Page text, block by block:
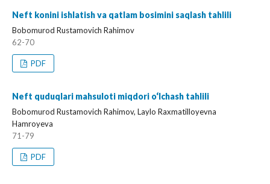
Neft konini ishlatish va qatlam bosimini saqlash tahlili
Bobomurod Rustamovich Rahimov
62-70
PDF
Neft quduqlari mahsuloti miqdori o‘lchash tahlili
Bobomurod Rustamovich Rahimov, Laylo Raxmatilloyevna
Hamroyeva
71-79
PDF